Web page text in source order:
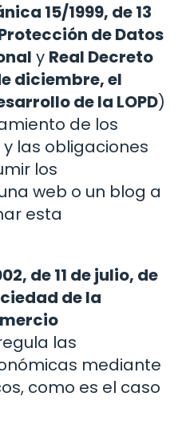
15/1999, de 13
de Datos
y Real Decreto
diciembre, el
de la LOPD)
de los
las obligaciones
los
web o un blog a
esta
de 11 de julio, de
de la
las
mediante
como es el caso